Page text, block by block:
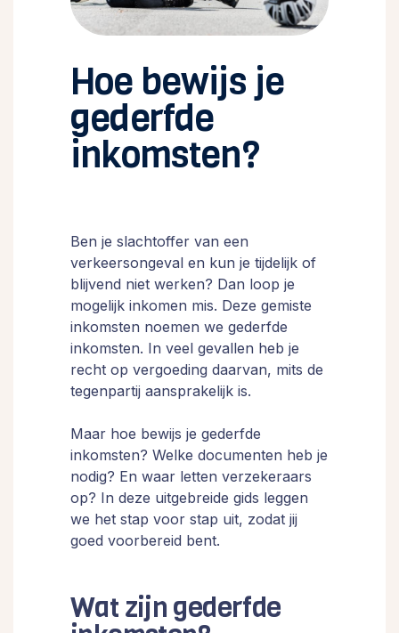
Hoe bewijs je
gederfde
inkomsten?
Ben je slachtoffer van een
verkeersongeval en kun je tijdelijk of
blijvend niet werken? Dan loop je
mogelijk inkomen mis. Deze gemiste
inkomsten noemen we gederfde
inkomsten. In veel gevallen heb je
recht op vergoeding daarvan, mits de
tegenpartij aansprakelijk is.
Maar hoe bewijs je gederfde
inkomsten? Welke documenten heb je
nodig? En waar letten verzekeraars
op? In deze uitgebreide gids leggen
we het stap voor stap uit, zodat jij
goed voorbereid bent.
Wat zijn gederfde